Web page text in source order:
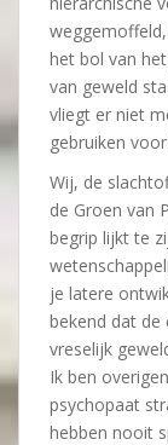
het bol van
van geweld
vliegt er niet
gebruiken
Wij, de
de Groen van
begrip lijkt te
je latere
bekend dat de
vreselijk
Ik ben
psychopaat
hebben nooit